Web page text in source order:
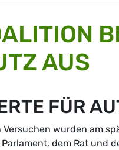
AUS
FÜR
wurden am
dem Rat und